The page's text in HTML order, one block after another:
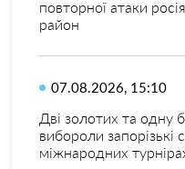
повторної атаки
район
07.08.2026, 15:10
Дві золотих та одну
вибороли запорізькі
міжнародних